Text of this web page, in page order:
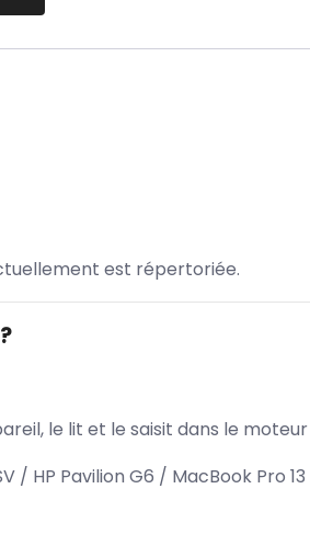
est répertoriée.
le lit et le saisit dans le
HP Pavilion G6 / MacBook Pro 13